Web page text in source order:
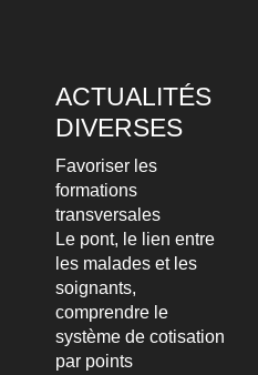
ACTUALITÉS
DIVERSES
Favoriser les
formations
transversales
Le pont, le lien entre
les malades et les
soignants,
comprendre le
système de cotisation
par points